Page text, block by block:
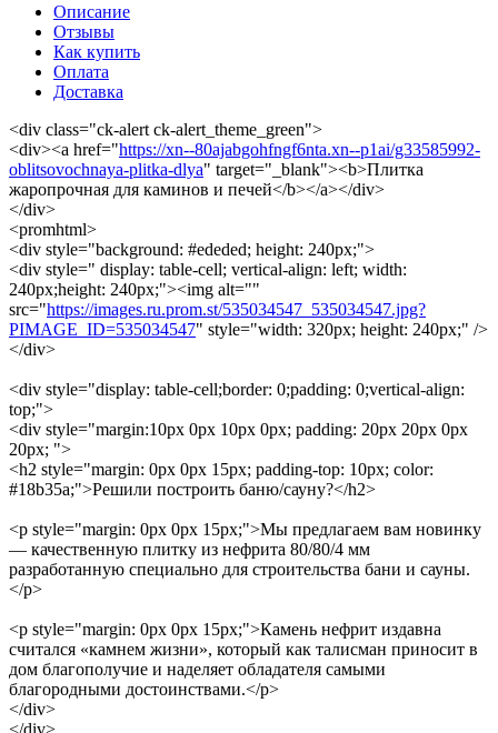
Описание
Отзывы
Как купить
Оплата
Доставка
<div class="ck-alert ck-alert_theme_green">
<div><a href="https://xn--80ajabgohfngf6nta.xn--p1ai/g33585992-
oblitsovochnaya-plitka-dlya" target="_blank"><b>Плитка
жаропрочная для каминов и печей</b></a></div>
</div>
<promhtml>
<div style="background: #ededed; height: 240px;">
<div style=" display: table-cell; vertical-align: left; width:
240px;height: 240px;"><img alt=""
src="https://images.ru.prom.st/535034547_535034547.jpg?
PIMAGE_ID=535034547" style="width: 320px; height: 240px;" />
</div>
<div style="display: table-cell;border: 0;padding: 0;vertical-align:
top;">
<div style="margin:10px 0px 10px 0px; padding: 20px 20px 0px
20px; ">
<h2 style="margin: 0px 0px 15px; padding-top: 10px; color:
#18b35a;">Решили построить баню/сауну?</h2>
<p style="margin: 0px 0px 15px;">Мы предлагаем вам новинку
— качественную плитку из нефрита 80/80/4 мм
разработанную специально для строительства бани и сауны.
</p>
<p style="margin: 0px 0px 15px;">Камень нефрит издавна
считался «камнем жизни», который как талисман приносит в
дом благополучие и наделяет обладателя самыми
благородными достоинствами.</p>
</div>
</div>